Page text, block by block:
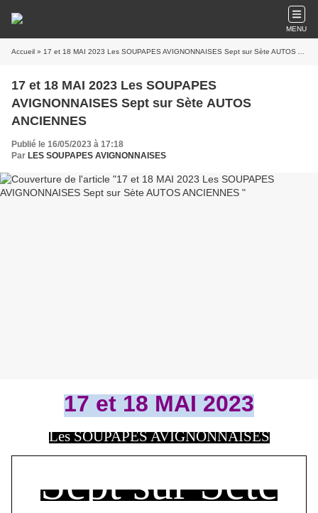
MENU
Accueil » 17 et 18 MAI 2023 Les SOUPAPES AVIGNONNAISES Sept sur Sète AUTOS ANCIENNES
17 et 18 MAI 2023 Les SOUPAPES
AVIGNONNAISES Sept sur Sète AUTOS
ANCIENNES
Publié le 16/05/2023 à 17:18
Par LES SOUPAPES AVIGNONNAISES
17 et 18 MAI 2023
Les SOUPAPES AVIGNONNAISES
Sept sur Sète